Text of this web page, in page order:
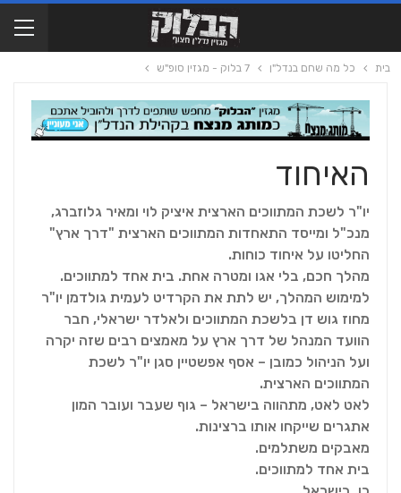
בית כל מה שחם בנדל"ן 7 בלוק - מגזין סופ"ש
האיחוד
יו"ר לשכת המתווכים הארצית איציק לוי ומאיר גלוזברג,
מנכ"ל ומייסד התאחדות המתווכים הארצית "דרך ארץ"
החליטו על איחוד כוחות.
מהלך חכם, בלי אגו ומטרה אחת. בית אחד למתווכים.
למימוש המהלך, יש לתת את הקרדיט לעמית גולדמן יו"ר
מחוז גוש דן בלשכת המתווכים ולאלדר ישראלי, חבר
הוועד המנהל של דרך ארץ על מאמצים רבים שזה יקרה
ועל הניהול כמובן – אסף אפשטיין סגן יו"ר לשכת
המתווכים הארצית.
לאט לאט, מתהווה בישראל – גוף שעבר ועובר המון
אתגרים שייקחו אותו ברצינות.
מאבקים משתלמים.
בית אחד למתווכים.